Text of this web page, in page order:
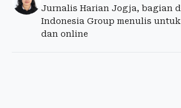
Jurnalis Harian Jogja, bagian
Indonesia Group menulis
dan online